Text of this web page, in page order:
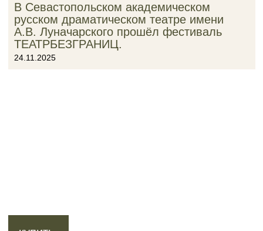
В Севастопольском академическом
русском драматическом театре имени
А.В. Луначарского прошёл фестиваль
ТЕАТРБЕЗГРАНИЦ.
24.11.2025